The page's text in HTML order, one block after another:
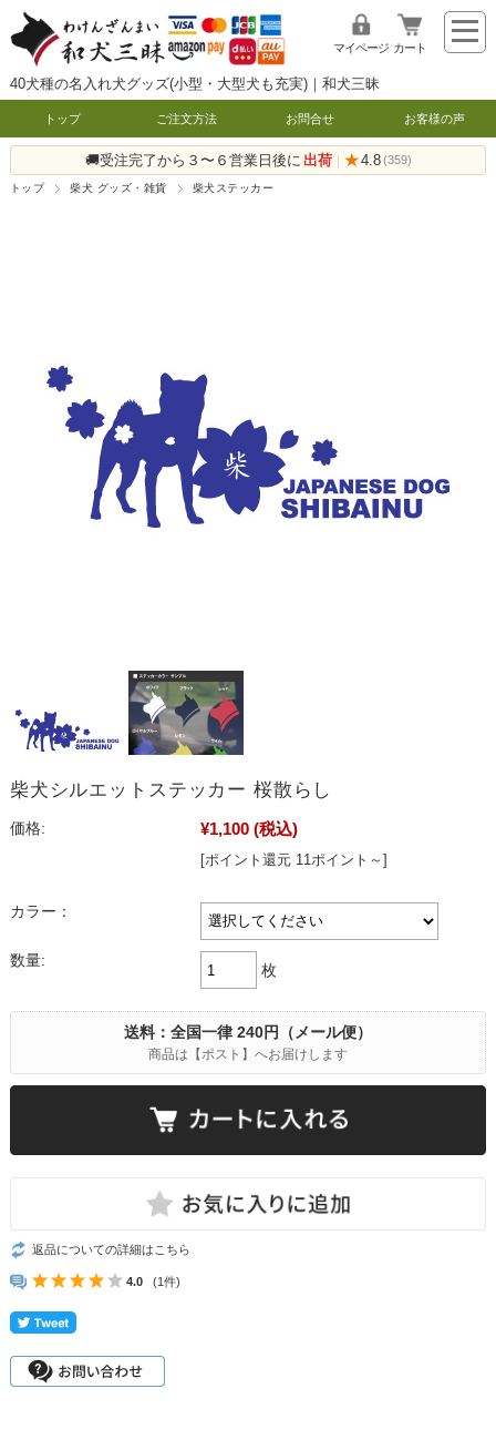
40犬種の名入れ犬グッズ(小型・大型犬も充実)｜和犬三昧
マイページ カート
トップ ご注文方法 お問合せ お客様の声
🚚受注完了から３〜６営業日後に 出荷 | ★4.8 (359)
トップ 柴犬 グッズ・雑貨 柴犬ステッカー
柴犬シルエットステッカー 桜散らし
価格: ¥1,100 (税込)
[ポイント還元 11ポイント～]
カラー：
数量:
枚
送料：全国一律 240円（メール便）
商品は【ポスト】へお届けします
返品についての詳細はこちら
4.0 (1件)